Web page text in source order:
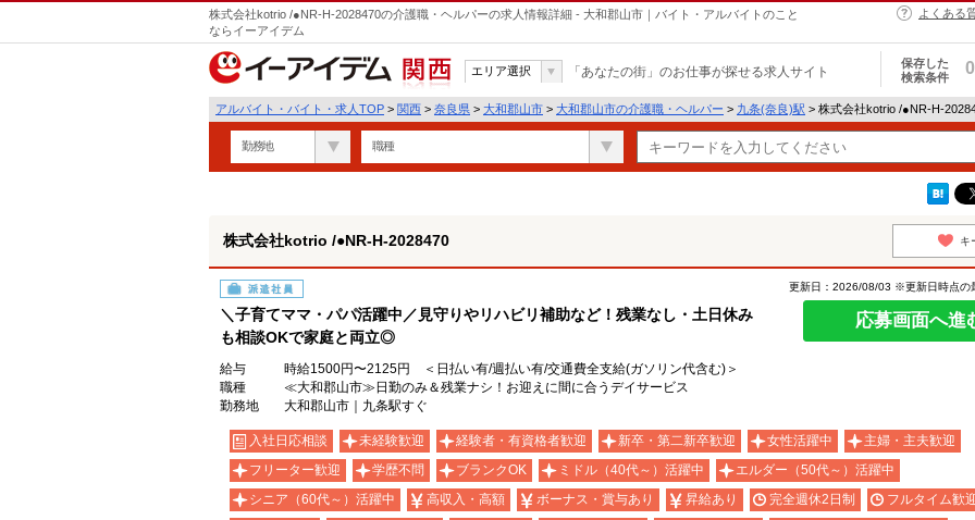
株式会社kotrio /●NR-H-2028470の介護職・ヘルパーの求人情報詳細 - 大和郡山市｜バイト・アルバイトのこと
ならイーアイデム
よくある
関西
エリア選択 「あなたの街」のお仕事が探せる求人サイト
保存した
検索条件
0
アルバイト・バイト・求人TOP > 関西 > 奈良県 > 大和郡山市 > 大和郡山市の介護職・ヘルパー > 九条(奈良)駅 > 株式会社kotrio /●NR-H-
勤務地 職種
株式会社kotrio /●NR-H-2028470 キ
派遣社員
＼子育てママ・パパ活躍中／見守りやリハビリ補助など！残業なし・土日休み
も相談OKで家庭と両立◎
更新日：2026/08/03 ※更新日時点の
応募画面へ進
給与
時給1500円〜2125円 ＜日払い有/週払い有/交通費全支給(ガソリン代含む)＞
職種
≪大和郡山市≫日勤のみ＆残業ナシ！お迎えに間に合うデイサービス
勤務地
大和郡山市｜九条駅すぐ
入社日応相談 未経験歓迎 経験者・有資格者歓迎 新卒・第二新卒歓迎 女性活躍中
主婦・主夫歓迎
フリーター歓迎
学歴不問 ブランクOK ミドル（40代～）活躍中
エルダー（50代～）活躍中
シニア（60代～）活躍中
高収入・高額 ボーナス・賞与あり 昇給あり 完全週休2日制
フルタイム歓